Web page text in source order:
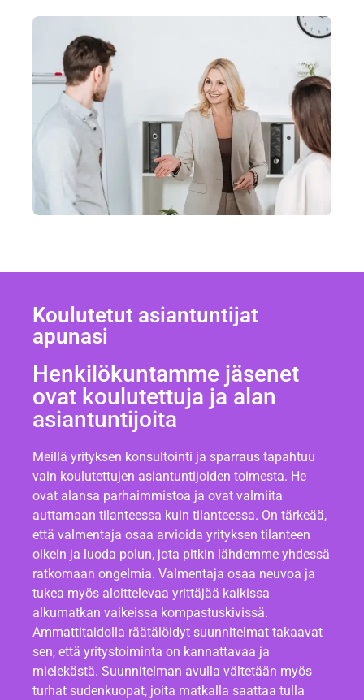
Koulutetut asiantuntijat
apunasi
Henkilökuntamme jäsenet
ovat koulutettuja ja alan
asiantuntijoita
Meillä yrityksen konsultointi ja sparraus tapahtuu
vain koulutettujen asiantuntijoiden toimesta. He
ovat alansa parhaimmistoa ja ovat valmiita
auttamaan tilanteessa kuin tilanteessa. On tärkeää,
että valmentaja osaa arvioida yrityksen tilanteen
oikein ja luoda polun, jota pitkin lähdemme yhdessä
ratkomaan ongelmia. Valmentaja osaa neuvoa ja
tukea myös aloittelevaa yrittäjää kaikissa
alkumatkan vaikeissa kompastuskivissä.
Ammattitaidolla räätälöidyt suunnitelmat takaavat
sen, että yritystoiminta on kannattavaa ja
mielekästä. Suunnitelman avulla vältetään myös
turhat sudenkuopat, joita matkalla saattaa tulla